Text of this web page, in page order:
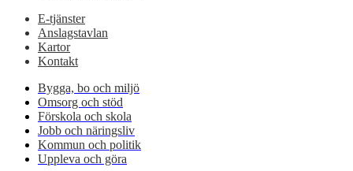
E-tjänster
Anslagstavlan
Kartor
Kontakt
Bygga, bo och miljö
Omsorg och stöd
Förskola och skola
Jobb och näringsliv
Kommun och politik
Uppleva och göra